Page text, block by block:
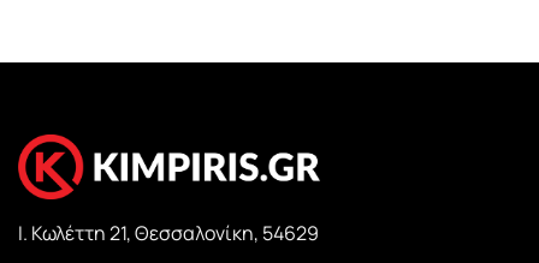
Ι. Κωλέττη 21, Θεσσαλονίκη, 54629